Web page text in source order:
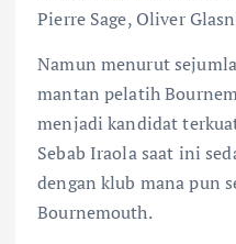
Pierre Sage, Oliver
Namun menurut
mantan pelatih
menjadi kandidat
Sebab Iraola saat ini
dengan klub mana pun
Bournemouth.